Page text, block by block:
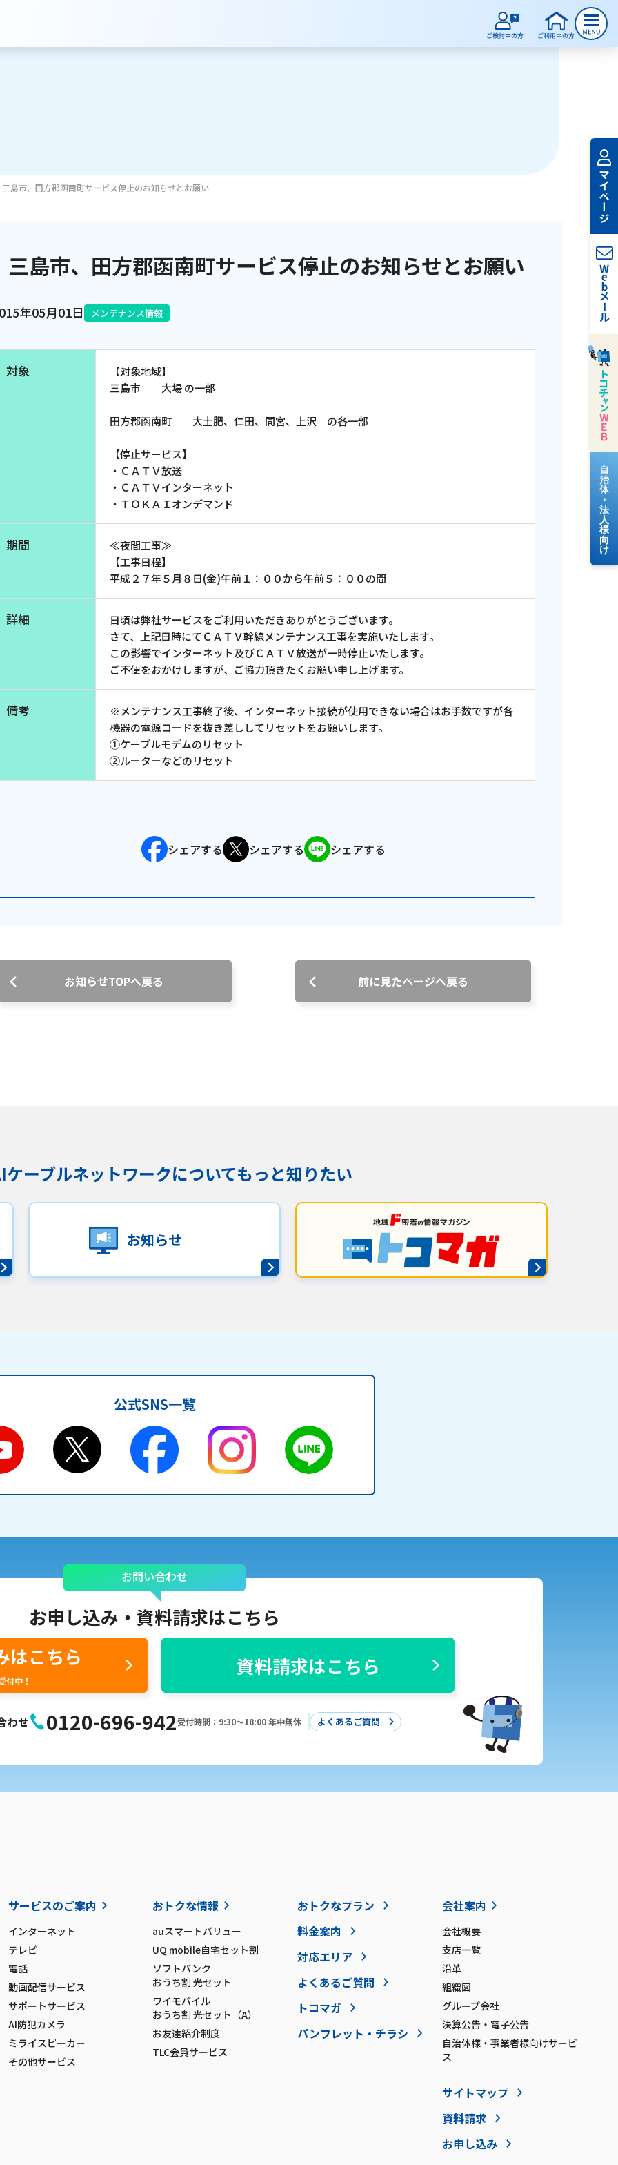
サービスのご案内
動画配信
お電話でのお問い合わせ
受付時間：9:30〜18:00 年中無休
Webメール
グループ会社
三島市、田方郡函南町サービス停止のお知らせとお願い
三島市、田方郡函南町サービス停止のお知らせとお願い
年05月01日 メンテナンス情報
対象
【対象地域】
三島市 大場 の一部
田方郡函南町 大土肥、仁田、間宮、上沢 の各一部
【停止サービス】
・ＣＡＴＶ放送
・ＣＡＴＶインターネット
・ＴＯＫＡＩオンデマンド
期間
≪夜間工事≫
【工事日程】
平成２７年５月８日(金)午前１：００から午前５：００の間
詳細
日頃は弊社サービスをご利用いただきありがとうございます。
さて、上記日時にてＣＡＴＶ幹線メンテナンス工事を実施いたします。
この影響でインターネット及びＣＡＴＶ放送が一時停止いたします。
ご不便をおかけしますが、ご協力頂きたくお願い申し上げます。
備考
※メンテナンス工事終了後、インターネット接続が使用できない場合はお手数ですが各
機器の電源コードを抜き差ししてリセットをお願いします。
①ケーブルモデムのリセット
②ルーターなどのリセット
シェアする シェアする シェアする
お知らせTOPへ戻る 前に見たページへ戻る
ケーブルネットワークについてもっと知りたい
お知らせ
公式SNS一覧
お問い合わせ
お申し込み・ 資料請求はこちら
はこちら
付中！
資料請求はこちら
わせ 0120-696-942受付時間：9:30〜18:00 年中無休 よくあるご質問
サービスのご案内
インターネット
テレビ
電話
動画配信サービス
サポートサービス
AI防犯カメラ
ミライスピーカー
その他サービス
おトクな情報
auスマートバリュー
UQ mobile自宅セット割
ソフトバンク
おうち割 光セット
ワイモバイル
おうち割 光セット（A）
お友達紹介制度
TLC会員サービス
おトクなプラン
料金案内
対応エリア
よくあるご質問
トコマガ
パンフレット・チラシ
会社案内
会社概要
支店一覧
沿革
組織図
グループ会社
決算公告・電子公告
自治体様・事業者様向けサービ
ス
サイトマップ
資料請求
お申し込み